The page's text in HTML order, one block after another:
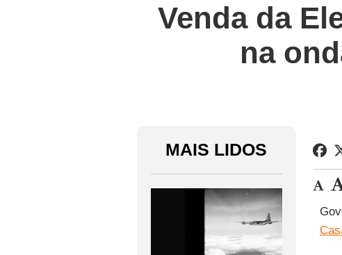
Venda da
na
MAIS LIDOS